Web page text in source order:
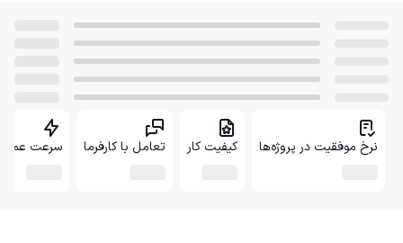
نرخ موفقیت در پروژه‌ها کیفیت کار تعامل با کارفرما سرعت عمل